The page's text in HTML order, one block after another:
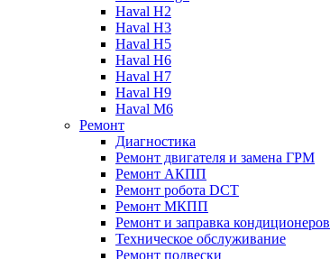
Haval H2
Haval H3
Haval H5
Haval H6
Haval H7
Haval H9
Haval M6
Ремонт
Диагностика
Ремонт двигателя и замена ГРМ
Ремонт АКПП
Ремонт робота DCT
Ремонт МКПП
Ремонт и заправка кондиционеров
Техническое обслуживание
Ремонт подвески